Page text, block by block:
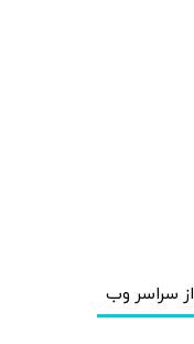
از سراسر وب